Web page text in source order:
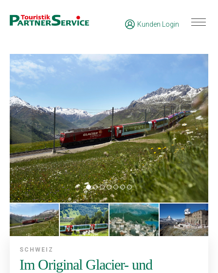
Kunden Login
SCHWEIZ
Im Original Glacier- und